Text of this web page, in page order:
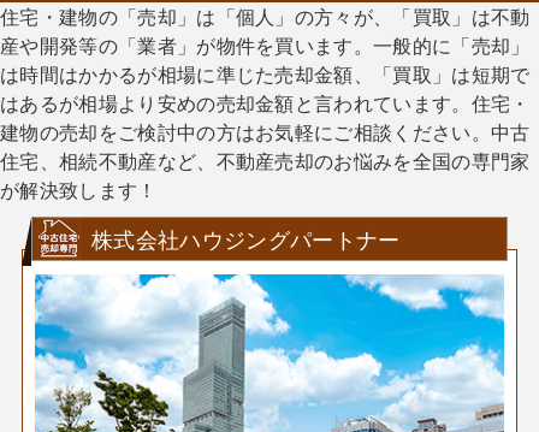
住宅・建物の「売却」は「個人」の方々が、「買取」は不動
産や開発等の「業者」が物件を買います。一般的に「売却」
は時間はかかるが相場に準じた売却金額、「買取」は短期で
はあるが相場より安めの売却金額と言われています。住宅・
建物の売却をご検討中の方はお気軽にご相談ください。中古
住宅、相続不動産など、不動産売却のお悩みを全国の専門家
が解決致します！
株式会社ハウジングパートナー